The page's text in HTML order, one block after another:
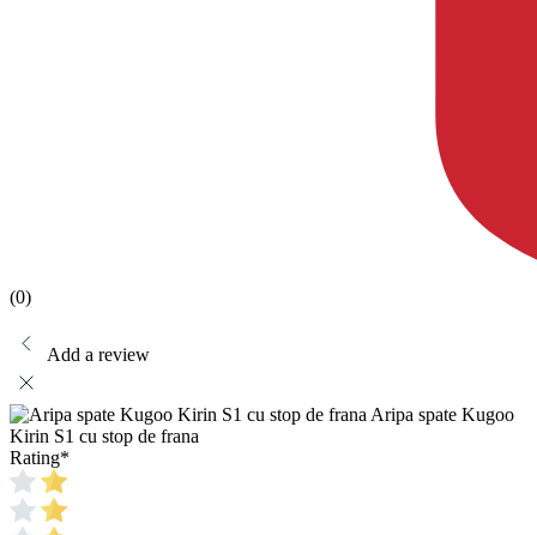
(0)
Add a review
Aripa spate Kugoo
Kirin S1 cu stop de frana
Rating*